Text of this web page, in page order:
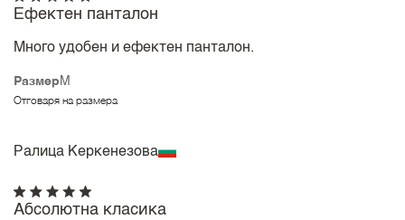
Размер M
Отговаря на размера
Ефектен панталон
Много удобен и ефектен панталон.
Ралица Керкенезова
Абсолютна класика